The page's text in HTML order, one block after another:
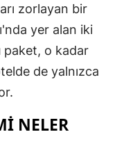
Isparta
İstanbul
Kars
zorlayan bir
yer alan iki
paket, o kadar
de yalnızca
NELER